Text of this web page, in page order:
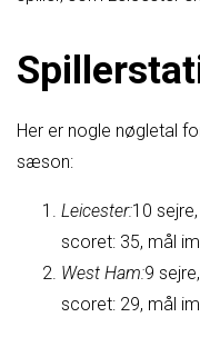
Her er nogle nøgletal
sæson:
Leicester:10
scoret: 35, mål
West Ham:9
scoret: 29, mål